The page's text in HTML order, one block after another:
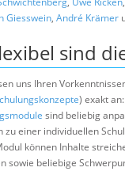
Giesswein, André Krämer
sind
uns Ihren
) exakt
sind beliebig
zu einer individuellen
können Inhalte
sowie beliebige